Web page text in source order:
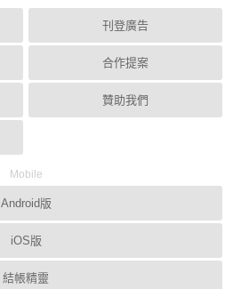
刊登廣告
合作提案
贊助我們
Mobile
Android版
iOS版
結帳精靈